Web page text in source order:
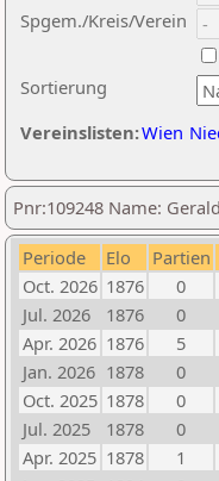
Sortierung
Spgem./Kreis/Verein
Vereinslisten:Wien
Pnr:109248 Name:
Periode Elo Partien
Oct. 2026 1876 0
Jul. 2026
1876 0
Apr. 2026 1876 5
Jan. 2026 1878 0
Oct. 2025 1878 0
Jul. 2025
1878 0
Apr. 2025 1878 1